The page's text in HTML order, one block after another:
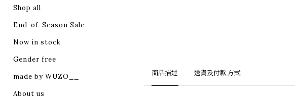
Shop all
End-of-Season Sale
Now in stock
Gender free
made by WUZO__
About us
商品描述 送貨及付款方式